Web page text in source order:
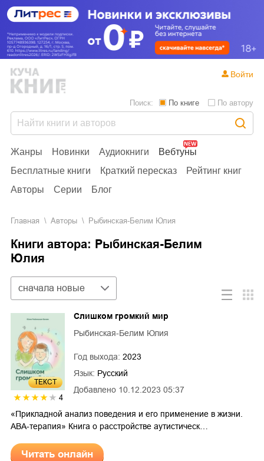
Жанры Новинки Аудиокниги
Вебтуны
Бесплатные книги
Краткий пересказ
Рейтинг книг
Авторы
Серии Блог
Поиск: По книге По автору
Войти
Главная Aвторы Рыбинская-Белим Юлия
Книги автора: Рыбинская-Белим
Юлия
Сортировка
сначала новые
ТЕКСТ
4
Добавлено 10.12.2023 05:37
Слишком громкий мир
Рыбинская-Белим Юлия
Год выхода: 2023
Язык: Русский
«Прикладной анализ поведения и его применение в жизни.
ABA-терапия» Книга о расстройстве аутистическ…
Читать онлайн